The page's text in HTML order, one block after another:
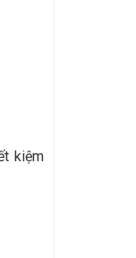
kiệm